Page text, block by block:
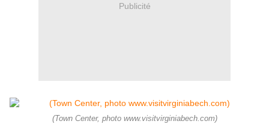
Publicité
(Town Center, photo www.visitvirginiabech.com)